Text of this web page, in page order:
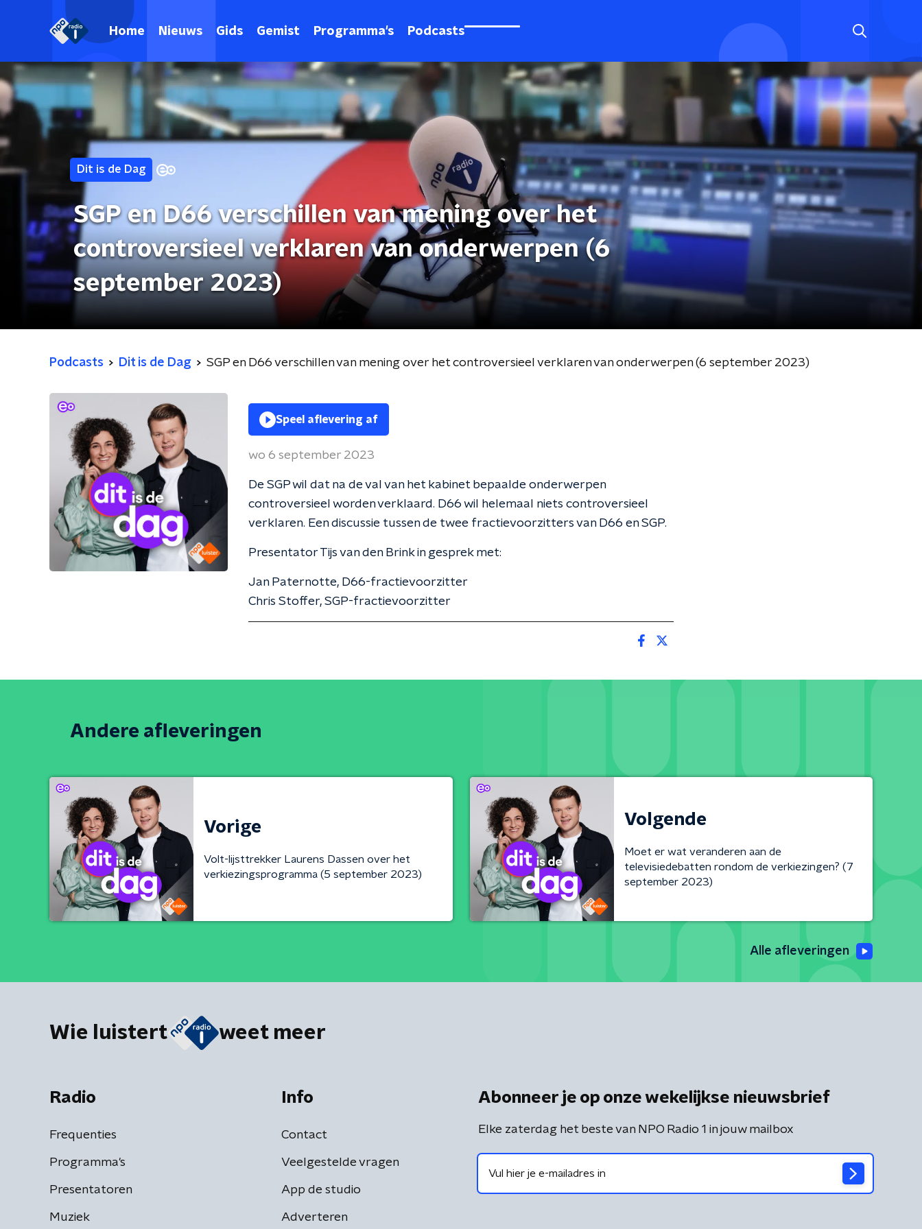
Home Nieuws Gids Gemist Programma's Podcasts
Dit is de Dag
SGP en D66 verschillen van mening over het
controversieel verklaren van onderwerpen (6
september 2023)
Podcasts Dit is de Dag SGP en D66 verschillen van mening over het controversieel verklaren van onderwerpen (6 september 2023)
Speel aflevering af
wo 6 september 2023
De SGP wil dat na de val van het kabinet bepaalde onderwerpen
controversieel worden verklaard. D66 wil helemaal niets controversieel
verklaren. Een discussie tussen de twee fractievoorzitters van D66 en SGP.
Presentator Tijs van den Brink in gesprek met:
Jan Paternotte, D66-fractievoorzitter
Chris Stoffer, SGP-fractievoorzitter
Andere afleveringen
Vorige
Volt-lijsttrekker Laurens Dassen over het
verkiezingsprogramma (5 september 2023)
Volgende
Moet er wat veranderen aan de
televisiedebatten rondom de verkiezingen? (7
september 2023)
Alle afleveringen
Wie luistert weet meer
Radio
Frequenties
Programma's
Presentatoren
Muziek
Info
Contact
Veelgestelde vragen
App de studio
Adverteren
Abonneer je op onze wekelijkse nieuwsbrief
Elke zaterdag het beste van NPO Radio 1 in jouw mailbox